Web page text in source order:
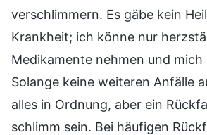
verschlimmern. Es gäbe kein
Krankheit; ich könne nur
Medikamente nehmen und mich
Solange keine weiteren Anfälle
alles in Ordnung, aber ein
schlimm sein. Bei häufigen